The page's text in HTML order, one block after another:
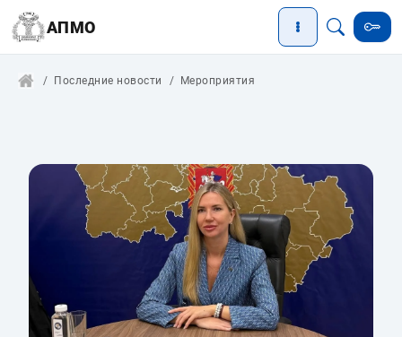
АПМО
Последние новости Мероприятия